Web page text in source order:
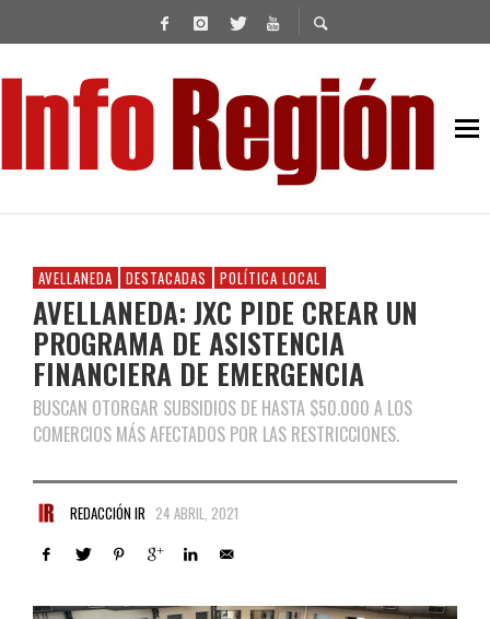
AVELLANEDA DESTACADAS POLÍTICA LOCAL
AVELLANEDA: JXC PIDE CREAR UN
PROGRAMA DE ASISTENCIA
FINANCIERA DE EMERGENCIA
BUSCAN OTORGAR SUBSIDIOS DE HASTA $50.000 A LOS
COMERCIOS MÁS AFECTADOS POR LAS RESTRICCIONES.
REDACCIÓN IR 24 ABRIL, 2021